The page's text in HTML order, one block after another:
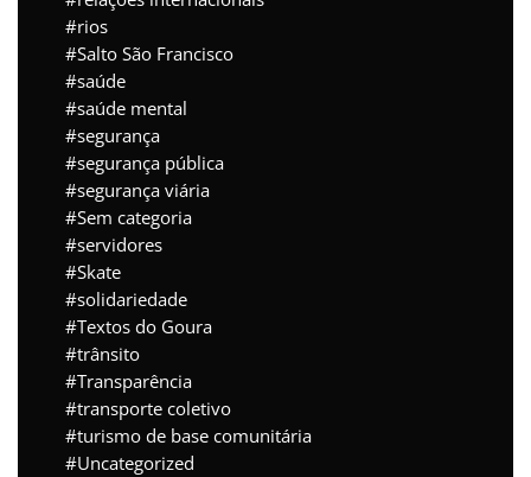
rios
Salto São Francisco
saúde
saúde mental
segurança
segurança pública
segurança viária
Sem categoria
servidores
Skate
solidariedade
Textos do Goura
trânsito
Transparência
transporte coletivo
turismo de base comunitária
Uncategorized